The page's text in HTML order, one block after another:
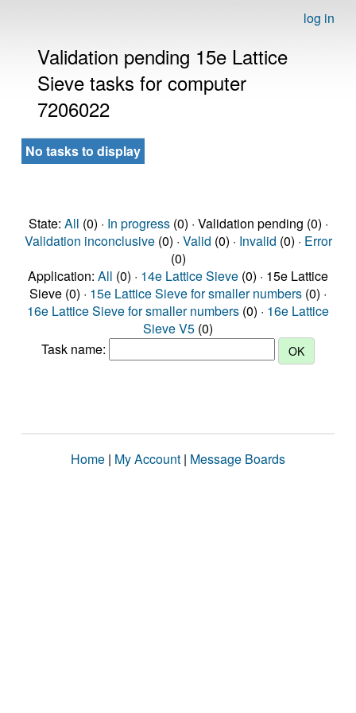
log in
Validation pending 15e Lattice
Sieve tasks for computer
7206022
No tasks to display
State: All (0) · In progress(0) · Validation pending (0) ·
Validation inconclusive(0) · Valid (0) · Invalid (0) · Error
(0)
Application: All (0) · 14e Lattice Sieve (0) · 15e Lattice
Sieve (0) · 15e Lattice Sieve for smaller numbers (0) ·
16e Lattice Sieve for smaller numbers (0) · 16e Lattice
Sieve V5 (0)
Task name:
Home | My Account | Message Boards